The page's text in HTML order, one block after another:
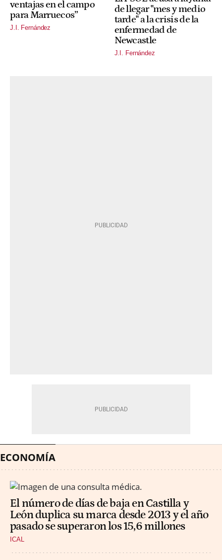
ventajas en el campo
para Marruecos”
J.I. Fernández
de llegar "mes y medio
tarde" a la crisis de la
enfermedad de
Newcastle
J.I. Fernández
ECONOMÍA
El número de días de baja en Castilla y
León duplica su marca desde 2013 y el año
pasado se superaron los 15,6 millones
ICAL